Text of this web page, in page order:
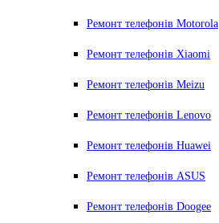
Ремонт телефонів Motorola
Ремонт телефонів Xiaomi
Ремонт телефонів Meizu
Ремонт телефонів Lenovo
Ремонт телефонів Huawei
Ремонт телефонів ASUS
Ремонт телефонів Doogee